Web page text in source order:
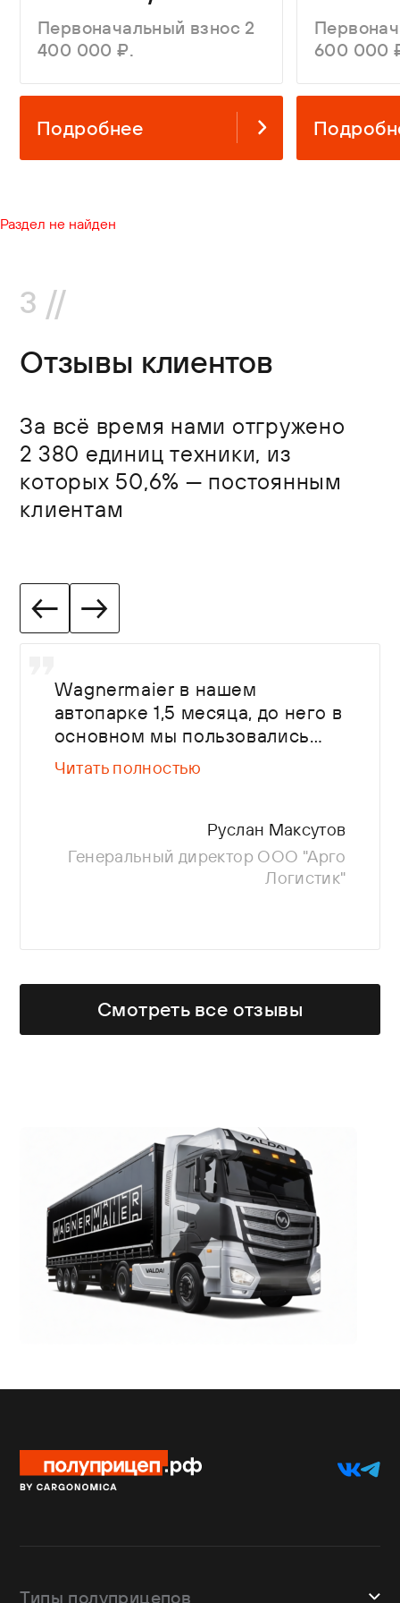
Первоначальный взнос 2
400 000 ₽.
Подробнее
600 000
Раздел не найден
3 //
Отзывы клиентов
За всё время нами отгружено
2 380 единиц техники, из
которых 50,6% — постоянным
клиентам
Wagnermaier в нашем
автопарке 1,5 месяца, до него в
основном мы пользовались
Kogel. Главные факторы, на
которые смотрели при выборе
доступность запчастей,
комплектация и...
Читать полностью
Руслан Максутов
Генеральный директор ООО "Арго
Логистик"
Смотреть все отзывы
Типы полуприцепов